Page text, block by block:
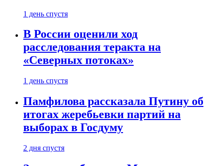
1 день спустя
В России оценили ход
расследования теракта на
«Северных потоках»
1 день спустя
Памфилова рассказала Путину об
итогах жеребьевки партий на
выборах в Госдуму
2 дня спустя